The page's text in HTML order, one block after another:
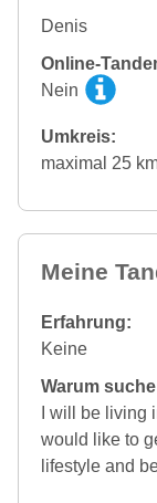
Denis
Online-
Nein
Umkreis:
maximal 25
Meine
Erfahrung:
Keine
Warum
I will be living
would like to
lifestyle and